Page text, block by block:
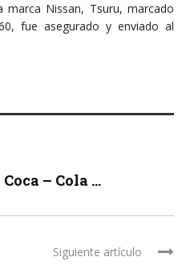
marca Nissan, Tsuru, marcado
fue asegurado y enviado al
– Cola ...
Siguiente artículo